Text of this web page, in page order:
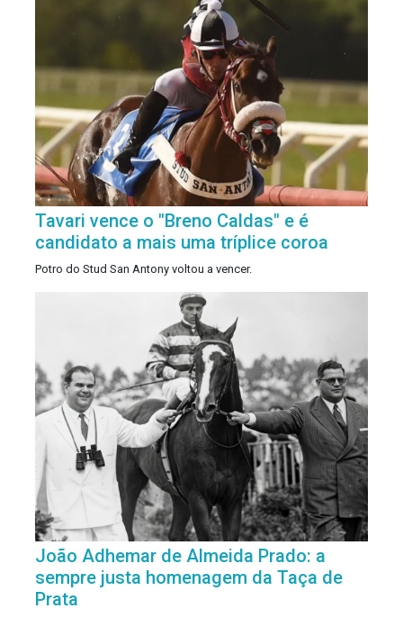
Tavari vence o "Breno Caldas" e é
candidato a mais uma tríplice coroa
Potro do Stud San Antony voltou a vencer.
João Adhemar de Almeida Prado: a
sempre justa homenagem da Taça de
Prata